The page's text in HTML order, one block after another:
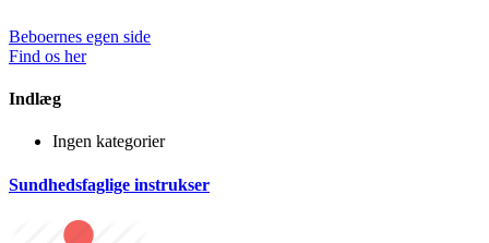
Beboernes egen side
Find os her
Indlæg
Ingen kategorier
Sundhedsfaglige instrukser